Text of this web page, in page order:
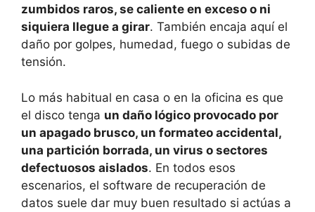
zumbidos raros, se caliente en exceso o ni
siquiera llegue a girar. También encaja aquí el
daño por golpes, humedad, fuego o subidas de
tensión.
Lo más habitual en casa o en la oficina es que
el disco tenga un daño lógico provocado por
un apagado brusco, un formateo accidental,
una partición borrada, un virus o sectores
defectuosos aislados. En todos esos
escenarios, el software de recuperación de
datos suele dar muy buen resultado si actúas a